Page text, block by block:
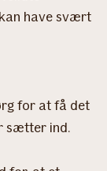
have svært
for at få det
sætter ind.